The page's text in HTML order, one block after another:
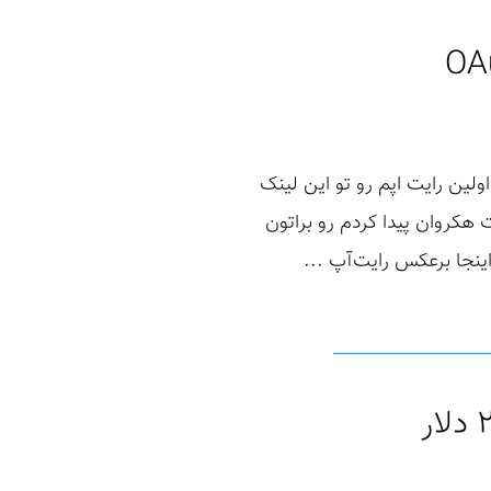
رایت اپم رو تو این لینک
پیدا کردم رو براتون